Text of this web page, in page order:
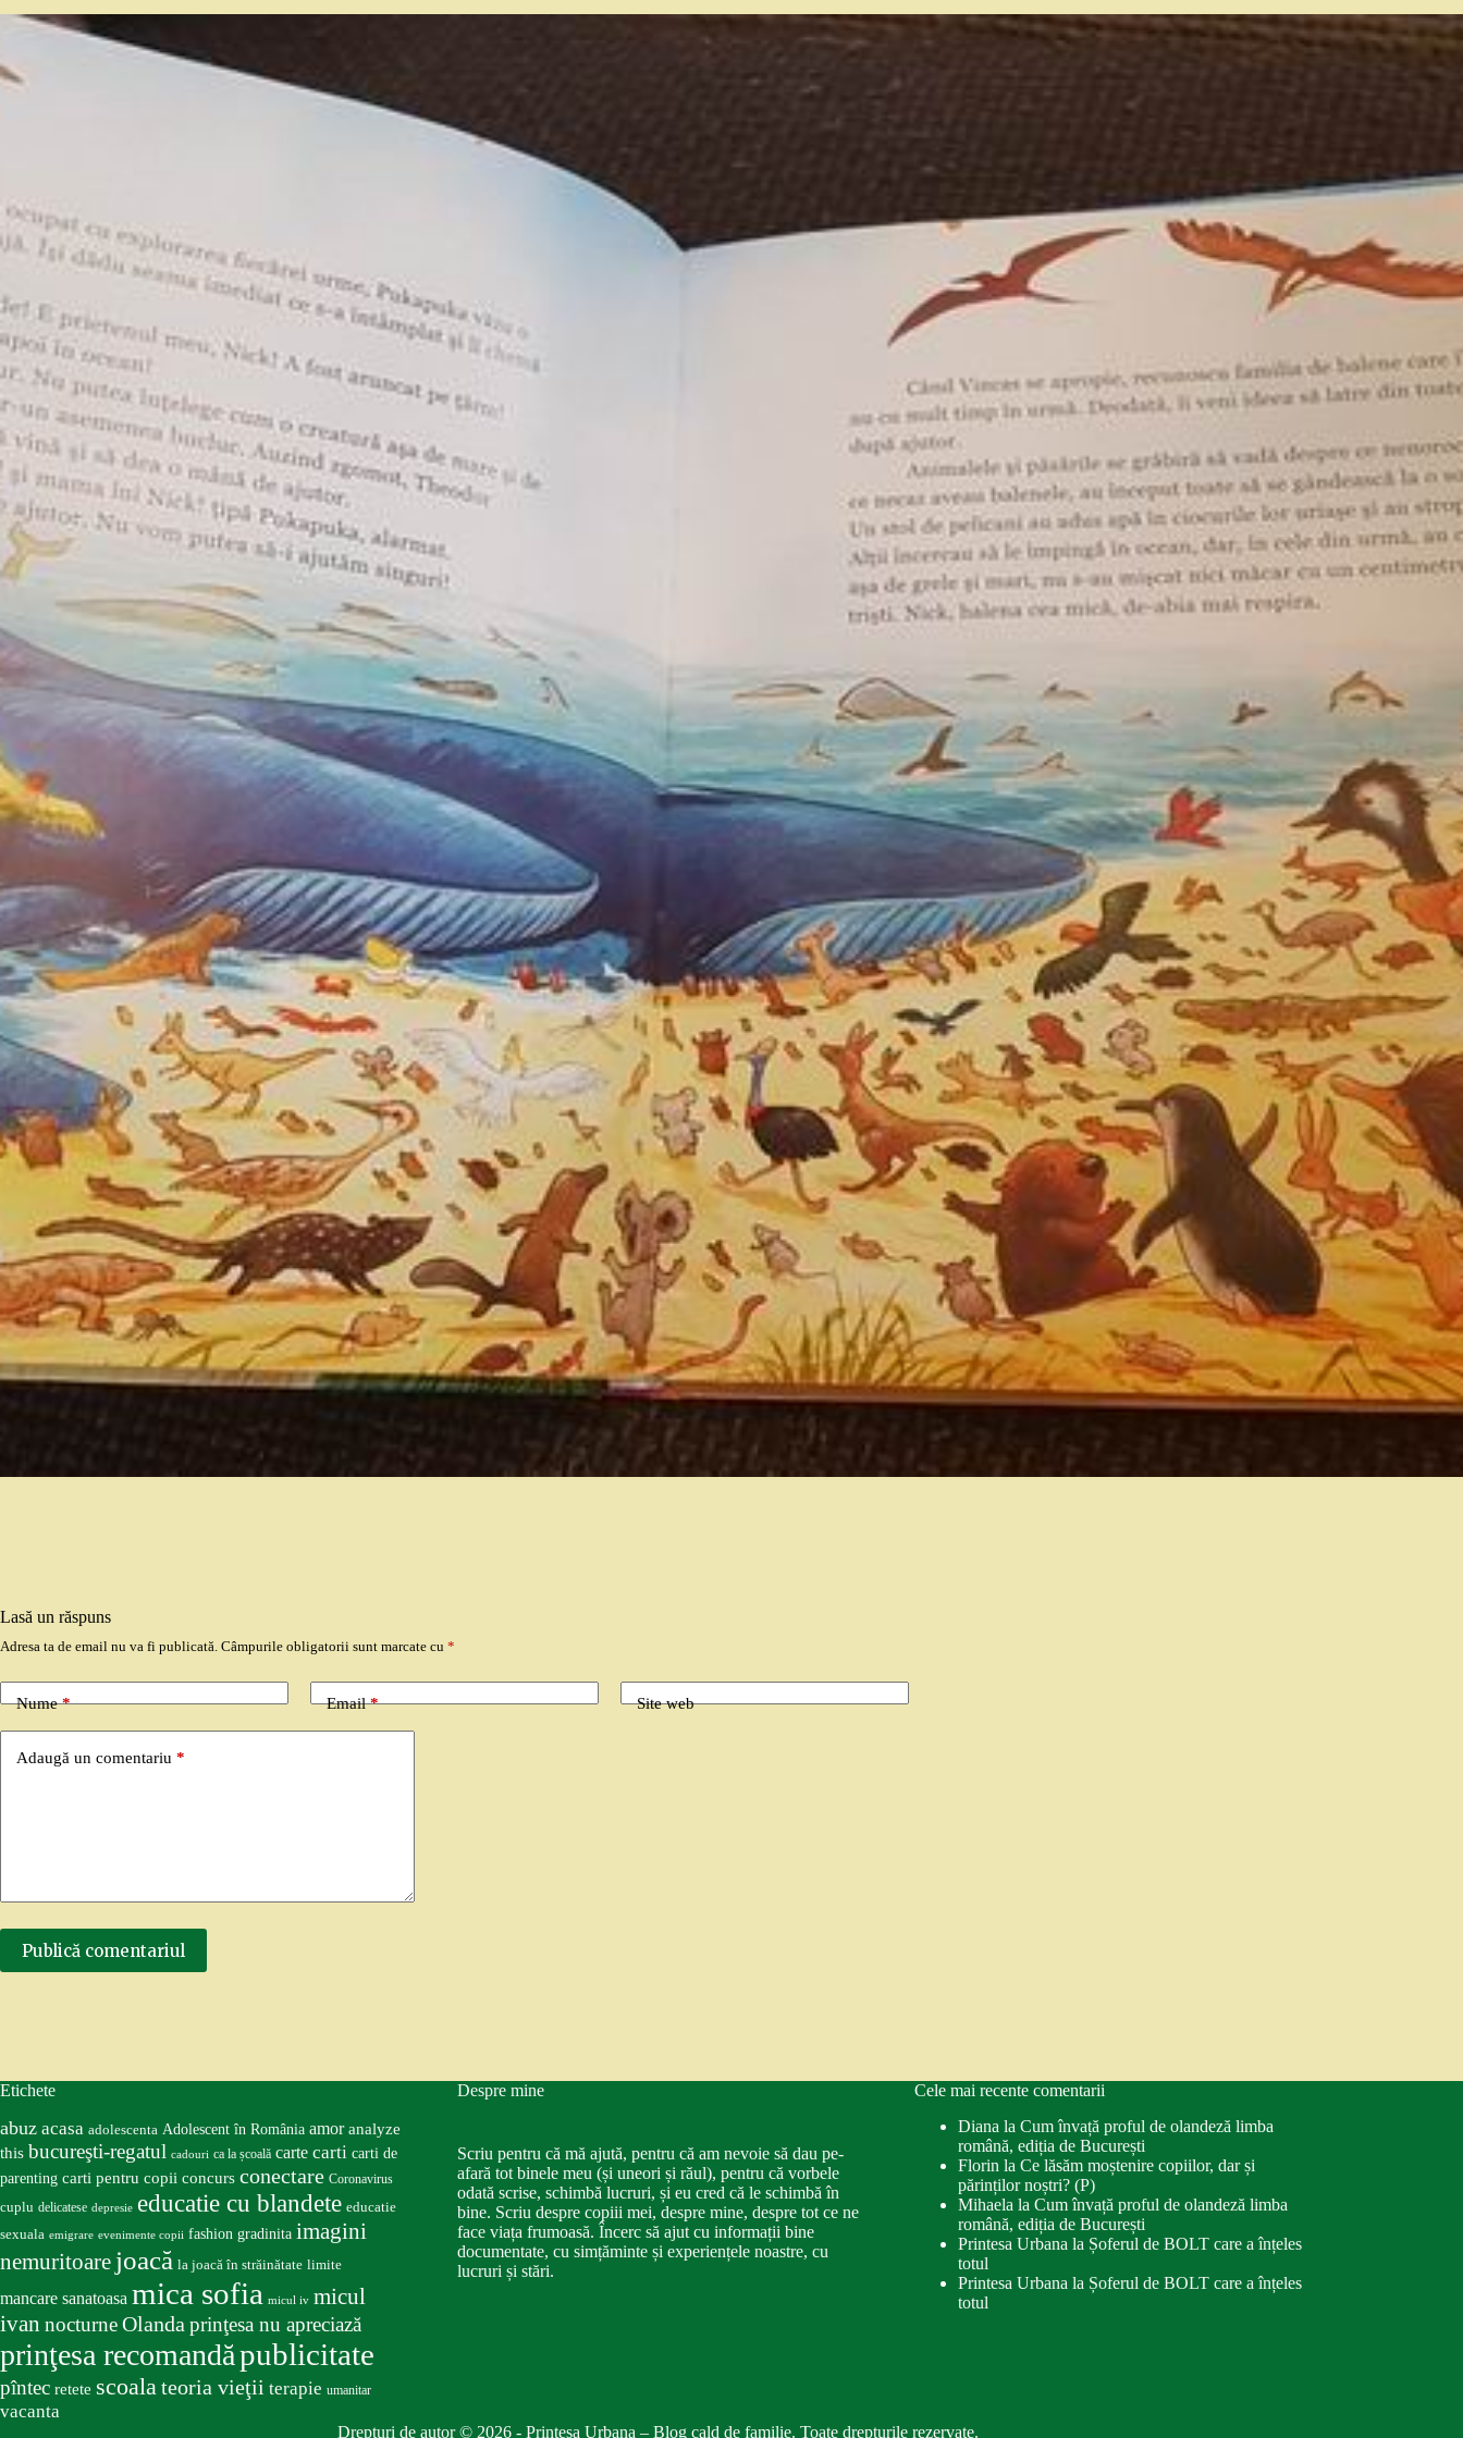
Lasă un răspuns
Adresa ta de email nu va fi publicată. Câmpurile obligatorii sunt marcate cu *
Nume* Email* Site web
Adaugă un comentariu *
Publică comentariul
Etichete
abuz acasa adolescenta Adolescent în România amor analyze
this bucureşti-regatul cadouri ca la școală carte carti carti de
parenting carti pentru copii concurs conectare Coronavirus
cuplu delicatese depresie educatie cu blandete educatie
sexuala emigrare evenimente copii fashion gradinita imagini
nemuritoare joacă la joacă în străinătate limite
mancare sanatoasa mica sofia micul iv micul
ivan nocturneOlanda prinţesa nu apreciază
prinţesa recomandăpublicitate
pîntec retete scoalateoria vieţii terapie umanitar
vacanta
Despre mine
Scriu pentru că mă ajută, pentru că am nevoie să dau pe-
afară tot binele meu (și uneori și răul), pentru că vorbele
odată scrise, schimbă lucruri, și eu cred că le schimbă în
bine. Scriu despre copiii mei, despre mine, despre tot ce ne
face viața frumoasă. Încerc să ajut cu informații bine
documentate, cu simțăminte și experiențele noastre, cu
lucruri și stări.
Cele mai recente comentarii
Diana la Cum învață proful de olandeză limba
română, ediția de București
Florin la Ce lăsăm moștenire copiilor, dar și
părinților noștri? (P)
Mihaela la Cum învață proful de olandeză limba
română, ediția de București
Printesa Urbana la Șoferul de BOLT care a înțeles
totul
Printesa Urbana la Șoferul de BOLT care a înțeles
totul
Drepturi de autor © 2026 - Printesa Urbana – Blog cald de familie. Toate drepturile rezervate.